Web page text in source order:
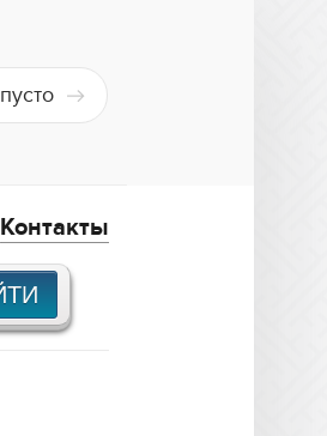
пусто
Контакты